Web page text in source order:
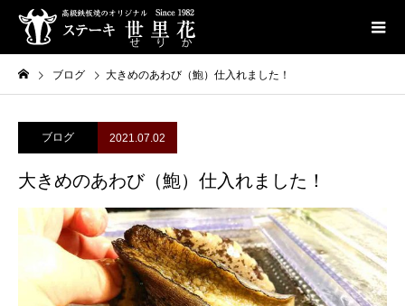
ブログ 大きめのあわび（鮑）仕入れました！
ブログ 2021.07.02
大きめのあわび（鮑）仕入れました！